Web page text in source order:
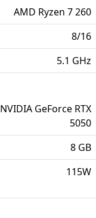
AMD Ryzen 7 260
8/16
5.1 GHz
NVIDIA GeForce RTX
5050
8 GB
115W